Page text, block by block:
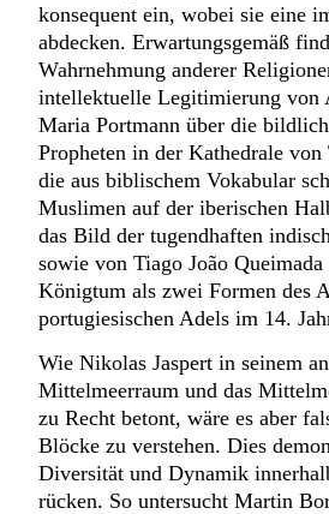
konsequent ein, wobei sie eine
abdecken. Erwartungsgemäß
Wahrnehmung anderer
intellektuelle Legitimierung von
Maria Portmann über die
Propheten in der Kathedrale
die aus biblischem Vokabular
Muslimen auf der iberischen
das Bild der tugendhaften
sowie von Tiago João
Königtum als zwei Formen des
portugiesischen Adels im 14.
Wie Nikolas Jaspert in seinem
Mittelmeerraum und das
zu Recht betont, wäre es aber
Blöcke zu verstehen. Dies
Diversität und Dynamik
rücken. So untersucht Martin